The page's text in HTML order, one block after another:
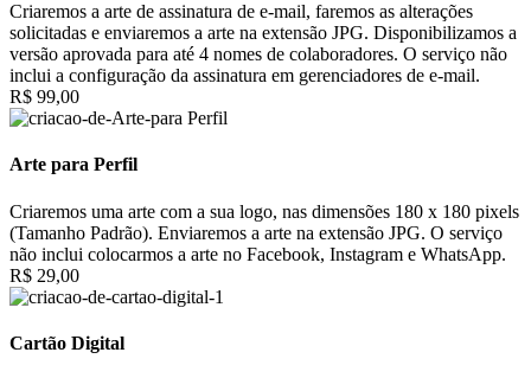
Criaremos a arte de assinatura de e-mail, faremos as alterações
solicitadas e enviaremos a arte na extensão JPG. Disponibilizamos a
versão aprovada para até 4 nomes de colaboradores. O serviço não
inclui a configuração da assinatura em gerenciadores de e-mail.
R$ 99,00
Arte para Perfil
Criaremos uma arte com a sua logo, nas dimensões 180 x 180 pixels
(Tamanho Padrão). Enviaremos a arte na extensão JPG. O serviço
não inclui colocarmos a arte no Facebook, Instagram e WhatsApp.
R$ 29,00
Cartão Digital